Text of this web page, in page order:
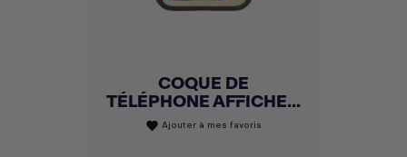
COQUE DE
TÉLÉPHONE AFFICHE...
favorite Ajouter à mes favoris